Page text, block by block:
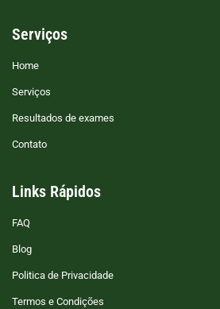
Serviços
Home
Serviços
Resultados de exames
Contato
Links Rápidos
FAQ
Blog
Politica de Privacidade
Termos e Condições